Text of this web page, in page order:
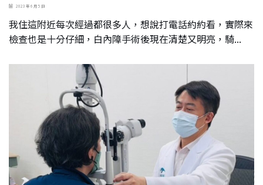
2023 年 6 月 5 日
我住這附近每次經過都很多人，想說打電話約約看，實際來
檢查也是十分仔細，白內障手術後現在清楚又明亮，騎...